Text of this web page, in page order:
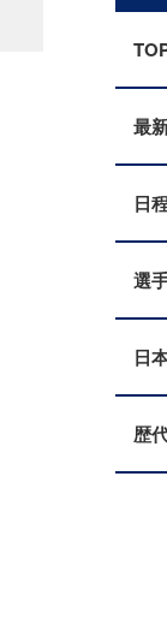
最
日
選
日
歴